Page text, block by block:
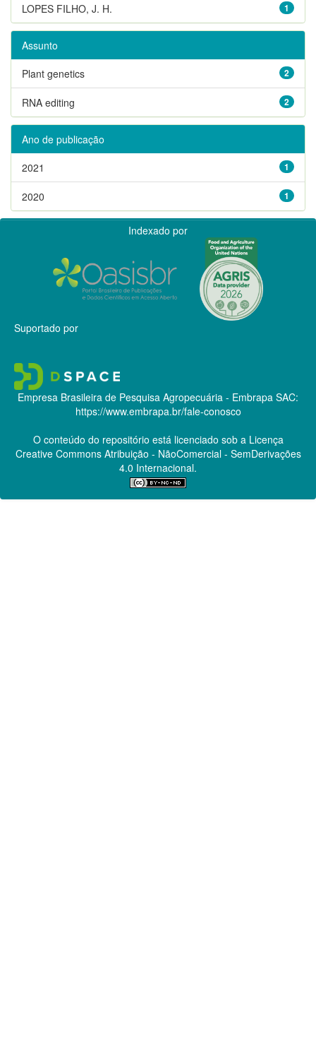
1
LOPES FILHO, J. H.
Assunto
2
Plant genetics
2
RNA editing
Ano de publicação
1
2021
1
2020
Indexado por
Suportado por
Empresa Brasileira de Pesquisa Agropecuária - Embrapa SAC:
https://www.embrapa.br/fale-conosco
O conteúdo do repositório está licenciado sob a Licença
Creative CommonsAtribuição - NãoComercial - SemDerivações
4.0 Internacional.